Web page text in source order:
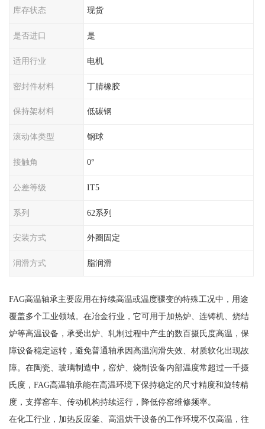
库存状态 现货
是否进口 是
适用行业 电机
密封件材料 丁腈橡胶
保持架材料 低碳钢
滚动体类型 钢球
接触角 0°
公差等级 IT5
系列 62系列
安装方式 外圈固定
润滑方式 脂润滑
FAG高温轴承主要应用在持续高温或温度骤变的特殊工况中，用途
覆盖多个工业领域。在冶金行业，它可用于加热炉、连铸机、烧结
炉等高温设备，承受出炉、轧制过程中产生的数百摄氏度高温，保
障设备稳定运转，避免普通轴承因高温润滑失效、材质软化出现故
障。在陶瓷、玻璃制造中，窑炉、烧制设备内部温度常超过一千摄
氏度，FAG高温轴承能在高温环境下保持稳定的尺寸精度和旋转精
度，支撑窑车、传动机构持续运行，降低停窑维修频率。
在化工行业，加热反应釜、高温烘干设备的工作环境不仅高温，往